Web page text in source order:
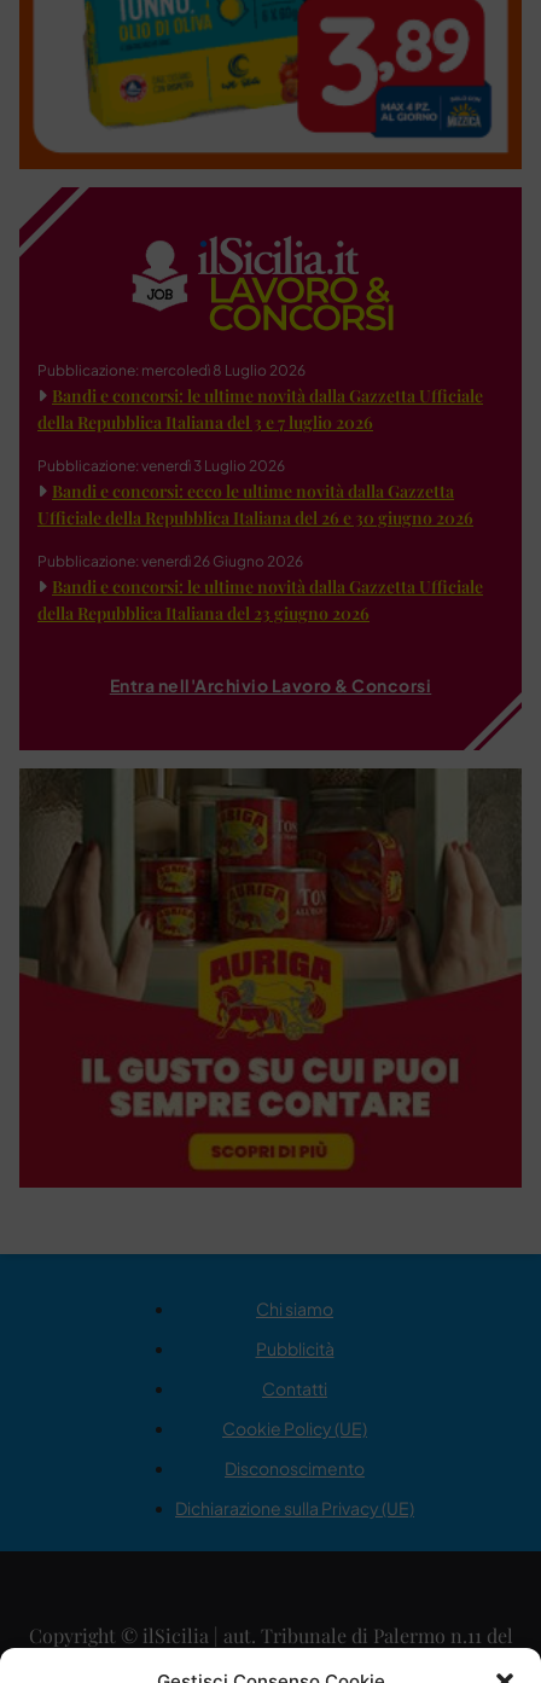
Pubblicazione: mercoledì 8 Luglio 2026
Bandi e concorsi: le ultime novità dalla Gazzetta Ufficiale
della Repubblica Italiana del 3 e 7 luglio 2026
Pubblicazione: venerdì 3 Luglio 2026
Bandi e concorsi: ecco le ultime novità dalla Gazzetta
Ufficiale della Repubblica Italiana del 26 e 30 giugno 2026
Pubblicazione: venerdì 26 Giugno 2026
Bandi e concorsi: le ultime novità dalla Gazzetta Ufficiale
della Repubblica Italiana del 23 giugno 2026
Entra nell'Archivio Lavoro & Concorsi
Chi siamo
Pubblicità
Contatti
Cookie Policy (UE)
Disconoscimento
Dichiarazione sulla Privacy (UE)
Copyright © ilSicilia | aut. Tribunale di Palermo n.11 del
29/09/2015